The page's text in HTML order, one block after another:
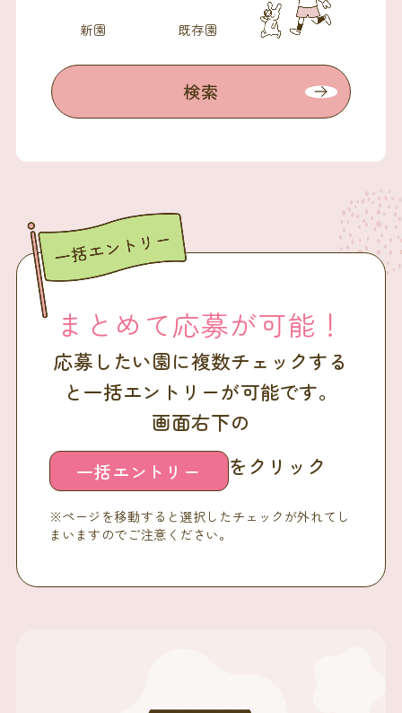
新園 既存園
検索
まとめて応募が可能！
応募したい園に複数チェックする
と一括エントリーが可能です。
画面右下の
一括エントリー をクリック
※ページを移動すると選択したチェックが外れてし
まいますのでご注意ください。